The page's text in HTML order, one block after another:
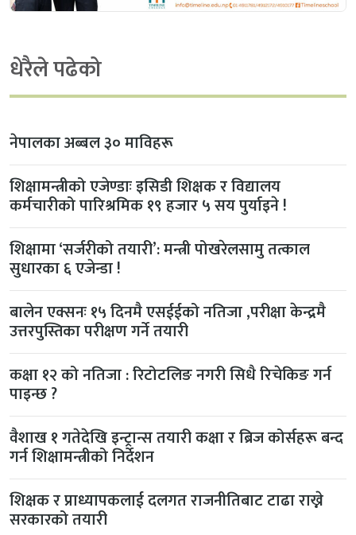
धेरैले पढेको
नेपालका अब्बल ३० माविहरू
शिक्षामन्त्रीको एजेण्डाः इसिडी शिक्षक र विद्यालय
कर्मचारीको पारिश्रमिक १९ हजार ५ सय पुर्याइने !
शिक्षामा ‘सर्जरीको तयारी’: मन्त्री पोखरेलसामु तत्काल
सुधारका ६ एजेन्डा !
बालेन एक्सनः १५ दिनमै एसईईको नतिजा ,परीक्षा केन्द्रमै
उत्तरपुस्तिका परीक्षण गर्ने तयारी
कक्षा १२ को नतिजा : रिटोटलिङ नगरी सिधै रिचेकिङ गर्न
पाइन्छ ?
वैशाख १ गतेदेखि इन्ट्रान्स तयारी कक्षा र ब्रिज कोर्सहरू बन्द
गर्न शिक्षामन्त्रीको निर्देशन
शिक्षक र प्राध्यापकलाई दलगत राजनीतिबाट टाढा राख्ने
सरकारको तयारी